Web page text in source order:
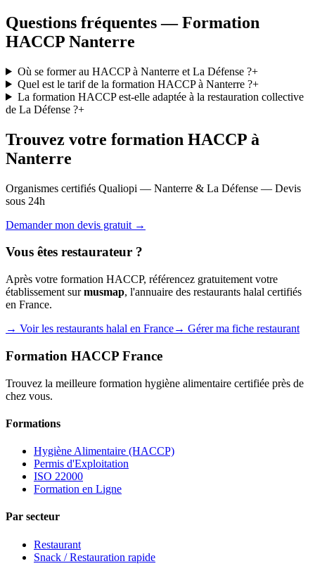
Questions fréquentes — Formation
HACCP Nanterre
Où se former au HACCP à Nanterre et La Défense ?+
Quel est le tarif de la formation HACCP à Nanterre ?+
La formation HACCP est-elle adaptée à la restauration collective
de La Défense ?+
Trouvez votre formation HACCP à
Nanterre
Organismes certifiés Qualiopi — Nanterre & La Défense — Devis
sous 24h
Demander mon devis gratuit →
Vous êtes restaurateur ?
Après votre formation HACCP, référencez gratuitement votre
établissement surmusmap, l'annuaire des restaurants halal certifiés
en France.
→ Voir les restaurants halal en France→ Gérer ma fiche restaurant
Formation HACCP France
Trouvez la meilleure formation hygiène alimentaire certifiée près de
chez vous.
Formations
Hygiène Alimentaire (HACCP)
Permis d'Exploitation
ISO 22000
Formation en Ligne
Par secteur
Restaurant
Snack / Restauration rapide